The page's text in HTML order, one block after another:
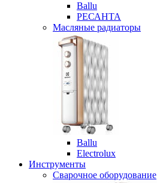
Ballu
РЕСАНТА
Масляные радиаторы
Ballu
Electrolux
Инструменты
Сварочное оборудование